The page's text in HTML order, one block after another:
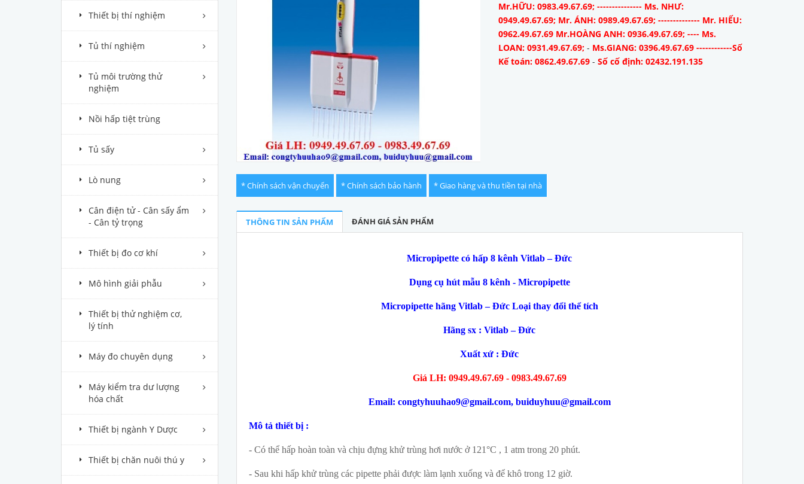
Thiết bị thí nghiệm
Tủ thí nghiệm
Tủ môi trường thử
nghiệm
Nồi hấp tiệt trùng
Tủ sấy
Lò nung
Cân điện tử - Cân sấy ẩm
- Cân tỷ trọng
Thiết bị đo cơ khí
Mô hình giải phẫu
Thiết bị thử nghiệm cơ,
lý tính
Máy đo chuyên dụng
Máy kiểm tra dư lượng
hóa chất
Thiết bị ngành Y Dược
Thiết bị chăn nuôi thú y
Mr.HỮU: 0983.49.67.69; --------------- Ms. NHƯ:
0949.49.67.69; Mr. ÁNH: 0989.49.67.69; -------------- Mr. HIẾU:
0962.49.67.69 Mr.HOÀNG ANH: 0936.49.67.69; ---- Ms.
LOAN: 0931.49.67.69; - Ms.GIANG: 0396.49.67.69 ------------Số
Kế toán: 0862.49.67.69 -Số cố định: 02432.191.135
* Chính sách vận chuyển * Chính sách bảo hành * Giao hàng và thu tiền tại nhà
THÔNG TIN SẢN PHẨM ĐÁNH GIÁ SẢN PHẨM
Micropipette có hấp 8 kênh Vitlab – Đức
Dụng cụ hút mẫu 8 kênh - Micropipette
Micropipette hãng Vitlab – Đức Loại thay đổi thể tích
Hãng sx : Vitlab – Đức
Xuất xứ : Đức
Giá LH: 0949.49.67.69 - 0983.49.67.69
Email: congtyhuuhao9@gmail.com, buiduyhuu@gmail.com
Mô tả thiết bị :
- Có thể hấp hoàn toàn và chịu đựng khử trùng hơi nước ở 121°C , 1 atm trong 20 phút.
- Sau khi hấp khử trùng các pipette phải được làm lạnh xuống và để khô trong 12 giờ.